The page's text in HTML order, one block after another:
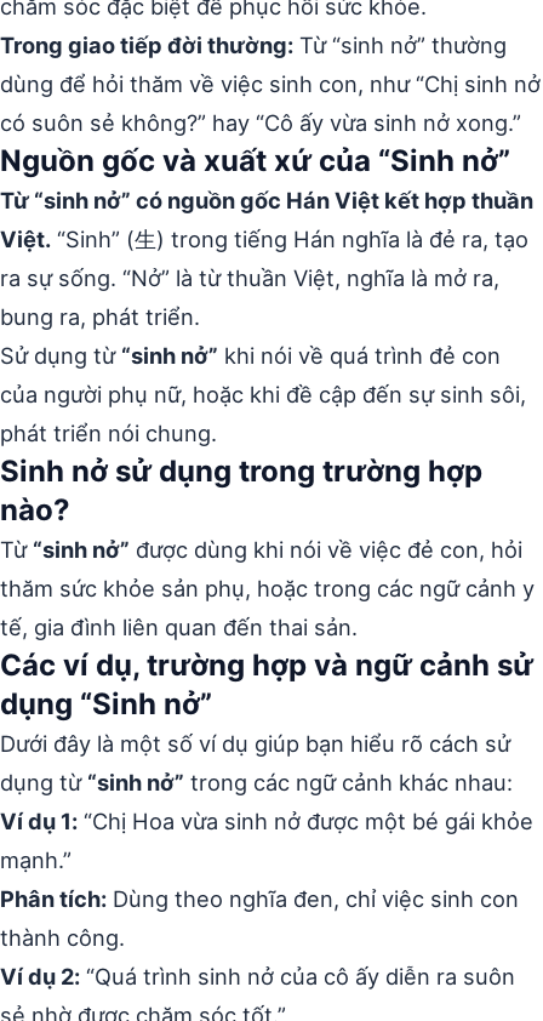
chăm sóc đặc biệt để phục hồi sức khỏe.
Trong giao tiếp đời thường: Từ “sinh nở” thường
dùng để hỏi thăm về việc sinh con, như “Chị sinh nở
có suôn sẻ không?” hay “Cô ấy vừa sinh nở xong.”
Nguồn gốc và xuất xứ của “Sinh nở”
Từ “sinh nở” có nguồn gốc Hán Việt kết hợp thuần
Việt. “Sinh” (生) trong tiếng Hán nghĩa là đẻ ra, tạo
ra sự sống. “Nở” là từ thuần Việt, nghĩa là mở ra,
bung ra, phát triển.
Sử dụng từ “sinh nở” khi nói về quá trình đẻ con
của người phụ nữ, hoặc khi đề cập đến sự sinh sôi,
phát triển nói chung.
Sinh nở sử dụng trong trường hợp
nào?
Từ “sinh nở” được dùng khi nói về việc đẻ con, hỏi
thăm sức khỏe sản phụ, hoặc trong các ngữ cảnh y
tế, gia đình liên quan đến thai sản.
Các ví dụ, trường hợp và ngữ cảnh sử
dụng “Sinh nở”
Dưới đây là một số ví dụ giúp bạn hiểu rõ cách sử
dụng từ “sinh nở” trong các ngữ cảnh khác nhau:
Ví dụ 1: “Chị Hoa vừa sinh nở được một bé gái khỏe
mạnh.”
Phân tích: Dùng theo nghĩa đen, chỉ việc sinh con
thành công.
Ví dụ 2: “Quá trình sinh nở của cô ấy diễn ra suôn
sẻ nhờ được chăm sóc tốt.”